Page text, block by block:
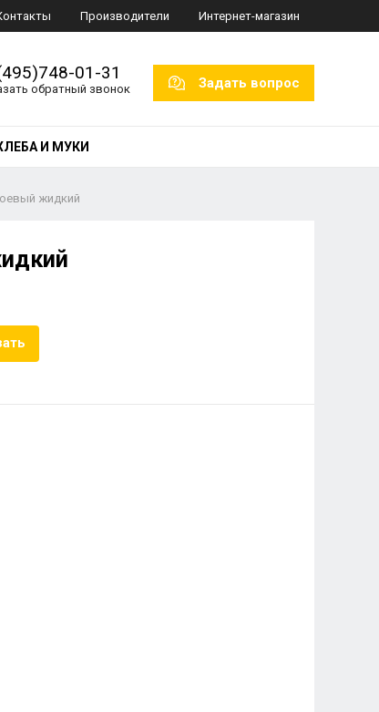
Производители Интернет-магазин
01-31
обратный звонок Задать вопрос
И МУКИ
жидкий